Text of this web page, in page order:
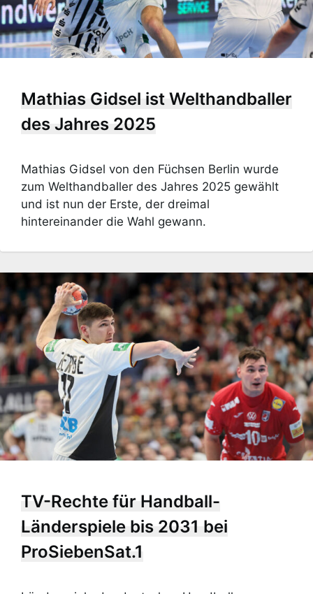
Mathias Gidsel ist Welthandballer
des Jahres 2025
Mathias Gidsel von den Füchsen Berlin wurde
zum Welthandballer des Jahres 2025 gewählt
und ist nun der Erste, der dreimal
hintereinander die Wahl gewann.
TV-Rechte für Handball-
Länderspiele bis 2031 bei
ProSiebenSat.1